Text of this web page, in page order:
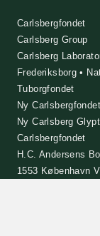
Carlsbergfondet
Carlsberg Group
Carlsberg
Frederiksborg •
Tuborgfondet
Ny Carlsbergfondet
Ny Carlsberg
Carlsbergfondet
H.C. Andersens
1553 København V